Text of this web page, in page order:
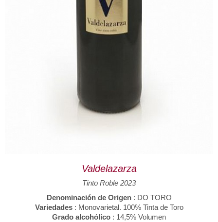
Valdelazarza
Tinto Roble 2023
Denominación de Origen: DO TORO
Variedades: Monovarietal. 100% Tinta de Toro
Grado alcohólico : 14,5% Volumen